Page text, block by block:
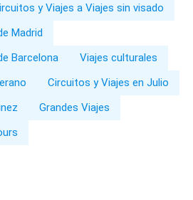
y Viajes a Viajes sin visado
Madrid
Barcelona
Viajes culturales
Circuitos y Viajes en Julio
Grandes Viajes